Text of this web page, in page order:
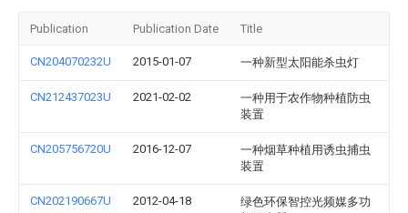
Publication Publication Date Title
CN204070232U 2015-01-07 一种新型太阳能杀虫灯
CN212437023U 2021-02-02
一种用于农作物种植防虫
装置
CN205756720U 2016-12-07
一种烟草种植用诱虫捕虫
装置
CN202190667U 2012-04-18
绿色环保智控光频媒多功